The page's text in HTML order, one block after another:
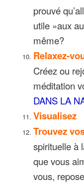
prouvé
utile »aux
même?
Relaxez-
Créez ou
méditation
DANS LA
Visualisez
Trouvez
spirituelle à
que vous
vous,